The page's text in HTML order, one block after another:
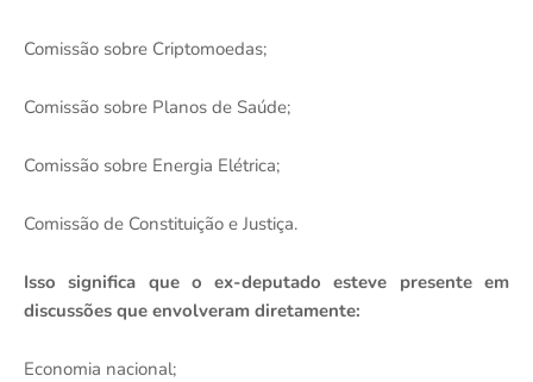
Comissão sobre Criptomoedas;
Comissão sobre Planos de Saúde;
Comissão sobre Energia Elétrica;
Comissão de Constituição e Justiça.
Isso significa que o ex-deputado esteve presente em
discussões que envolveram diretamente:
Economia nacional;